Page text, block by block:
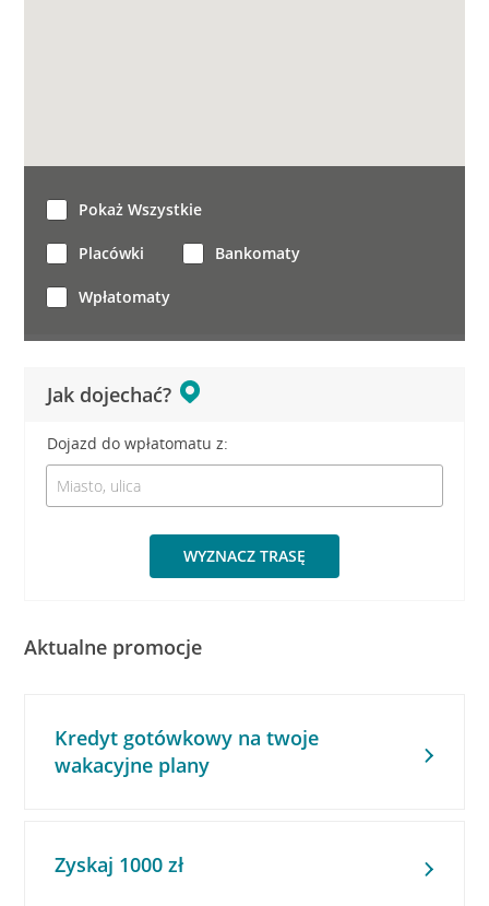
Jak dojechać?
Dojazd do wpłatomatu z:
WYZNACZ TRASĘ
Pokaż Wszystkie
Placówki Bankomaty
Wpłatomaty
Aktualne promocje
Kredyt gotówkowy na twoje
wakacyjne plany
Zyskaj 1000 zł